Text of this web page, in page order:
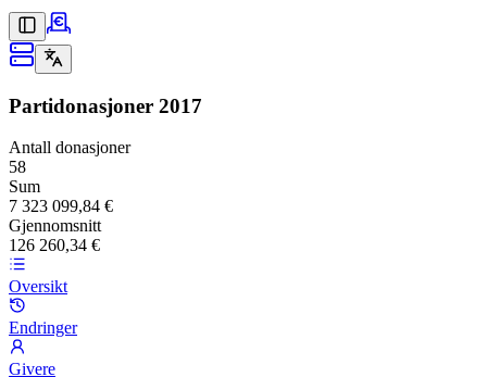
Partidonasjoner 2017
Antall donasjoner
58
Sum
7 323 099,84 €
Gjennomsnitt
126 260,34 €
Oversikt
Endringer
Givere